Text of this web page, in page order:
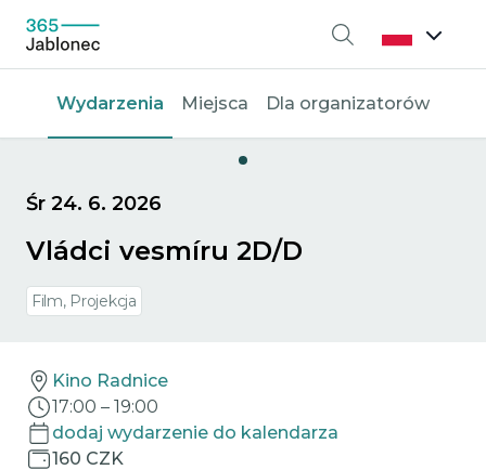
Wyszukiwanie
Wydarzenia Miejsca Dla organizatorów
Śr 24. 6. 2026
Vládci vesmíru 2D/D
Film, Projekcja
Kino Radnice
17:00 – 19:00
dodaj wydarzenie do kalendarza
160 CZK